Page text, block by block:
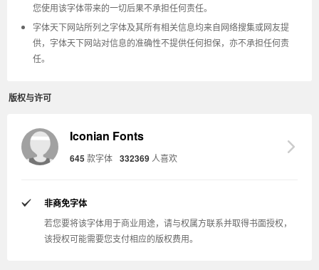
您使用该字体带来的一切后果不承担任何责任。
字体天下网站所列之字体及其所有相关信息均来自网络搜集或网友提
供，字体天下网站对信息的准确性不提供任何担保，亦不承担任何责
任。
版权与许可
Iconian Fonts
645 款字体 332369 人喜欢
非商免字体
若您要将该字体用于商业用途，请与权属方联系并取得书面授权，
该授权可能需要您支付相应的版权费用。